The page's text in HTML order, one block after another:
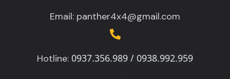
Email: panther4x4@gmail.com
Hotline: 0937.356.989 / 0938.992.959